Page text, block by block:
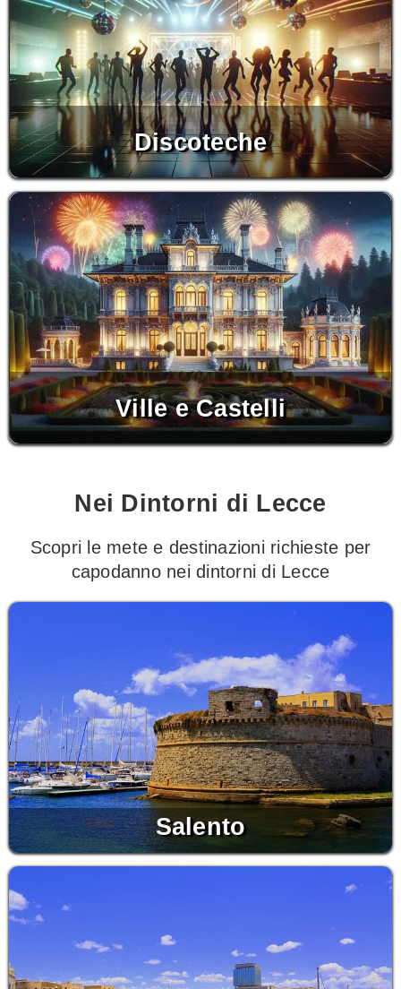
Discoteche
Ville e Castelli
Nei Dintorni di Lecce
Scopri le mete e destinazioni richieste per
capodanno nei dintorni di Lecce
Salento